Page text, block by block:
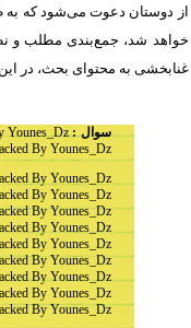
از دوستان دعوت می‌شود که به
خواهد شد، جمع‌بندی مطلب و
غنابخشی به محتوای بحث، در
سوال : Younes_Dz
By Younes_Dz
By Younes_Dz
By Younes_Dz
By Younes_Dz
By Younes_Dz
By Younes_Dz
By Younes_Dz
By Younes_Dz
By Younes_Dz
By Younes_Dz